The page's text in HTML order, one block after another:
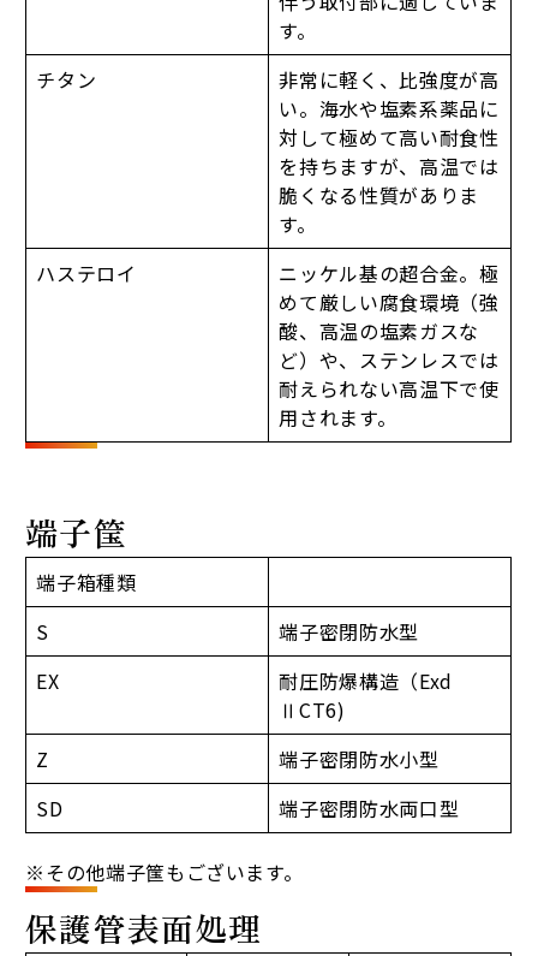
す。
チタン
非常に軽く、比強度が高
い。海水や塩素系薬品に
対して極めて高い耐食性
を持ちますが、高温では
脆くなる性質がありま
す。
ハステロイ
ニッケル基の超合金。極
めて厳しい腐食環境（強
酸、高温の塩素ガスな
ど）や、ステンレスでは
耐えられない高温下で使
用されます。
端子筺
端子箱種類
S
端子密閉防水型
EX
耐圧防爆構造（Exd
ⅡCT6)
Z
端子密閉防水小型
SD
端子密閉防水両口型
※その他端子筺もございます。
保護管表面処理